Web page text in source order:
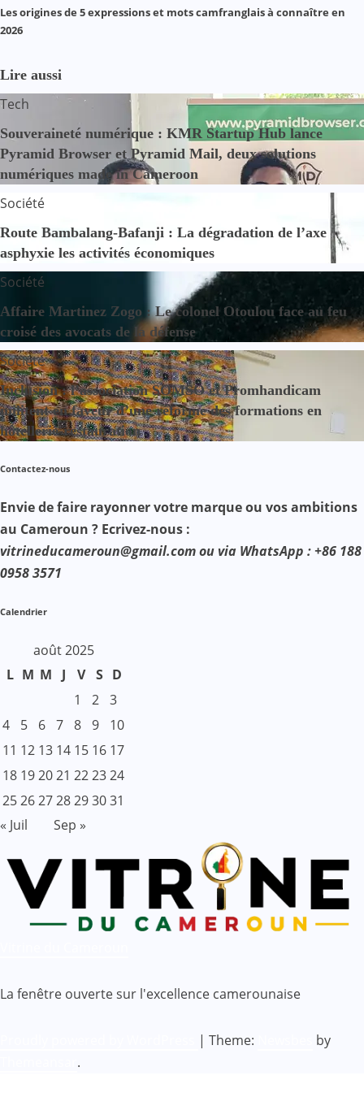
Les origines de 5 expressions et mots camfranglais à connaître en
2026
Lire aussi
Tech
Souveraineté numérique : KMR Startup Hub lance
Pyramid Browser et Pyramid Mail, deux solutions
numériques made in Cameroon
Société
Route Bambalang-Bafanji : La dégradation de l’axe
asphyxie les activités économiques
Société
Affaire Martinez Zogo : Le colonel Otoulou face au feu
croisé des avocats de la défense
Société
Inclusion : l’association SOMSO et Promhandicam
militent en faveur d’une réforme des formations en
hôtellerie-restauration
Contactez-nous
Envie de faire rayonner votre marque ou vos ambitions
au Cameroun ? Ecrivez-nous :
vitrineducameroun@gmail.com ou via WhatsApp : +86 188
0958 3571
Calendrier
août 2025
L M M J V S D
1
2 3
4
5 6 7 8 9
10
11 12 13 14 15 16 17
18 192021 222324
25262728293031
« Juil
Sep »
La fenêtre ouverte sur l'excellence camerounaise
| Theme:
by
.